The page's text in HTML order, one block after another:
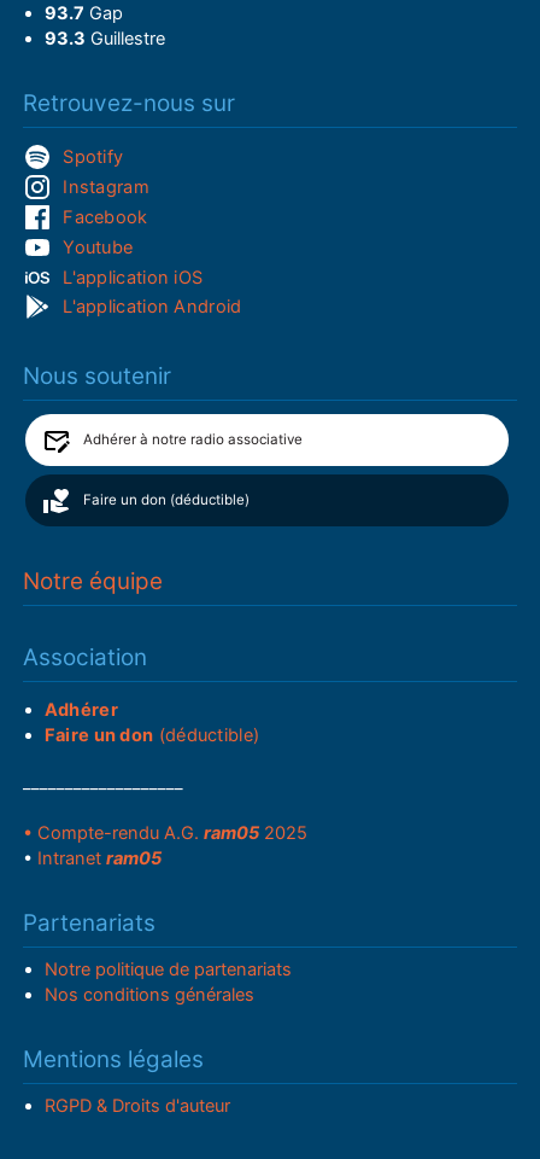
93.7 Gap
93.3 Guillestre
Retrouvez-nous sur
Spotify
Instagram
Facebook
Youtube
L'application iOS
L'application Android
Nous soutenir
Adhérer à notre radio associative
Faire un don (déductible)
Notre équipe
Association
Adhérer
Faire un don (déductible)
• Compte-rendu A.G.ram05 2025
• Intranetram05
Partenariats
Notre politique de partenariats
Nos conditions générales
Mentions légales
RGPD & Droits d'auteur